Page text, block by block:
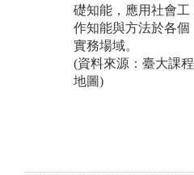
礎知能，應用社會工
作知能與方法於各個
實務場域。
(資料來源：臺大課程
地圖)